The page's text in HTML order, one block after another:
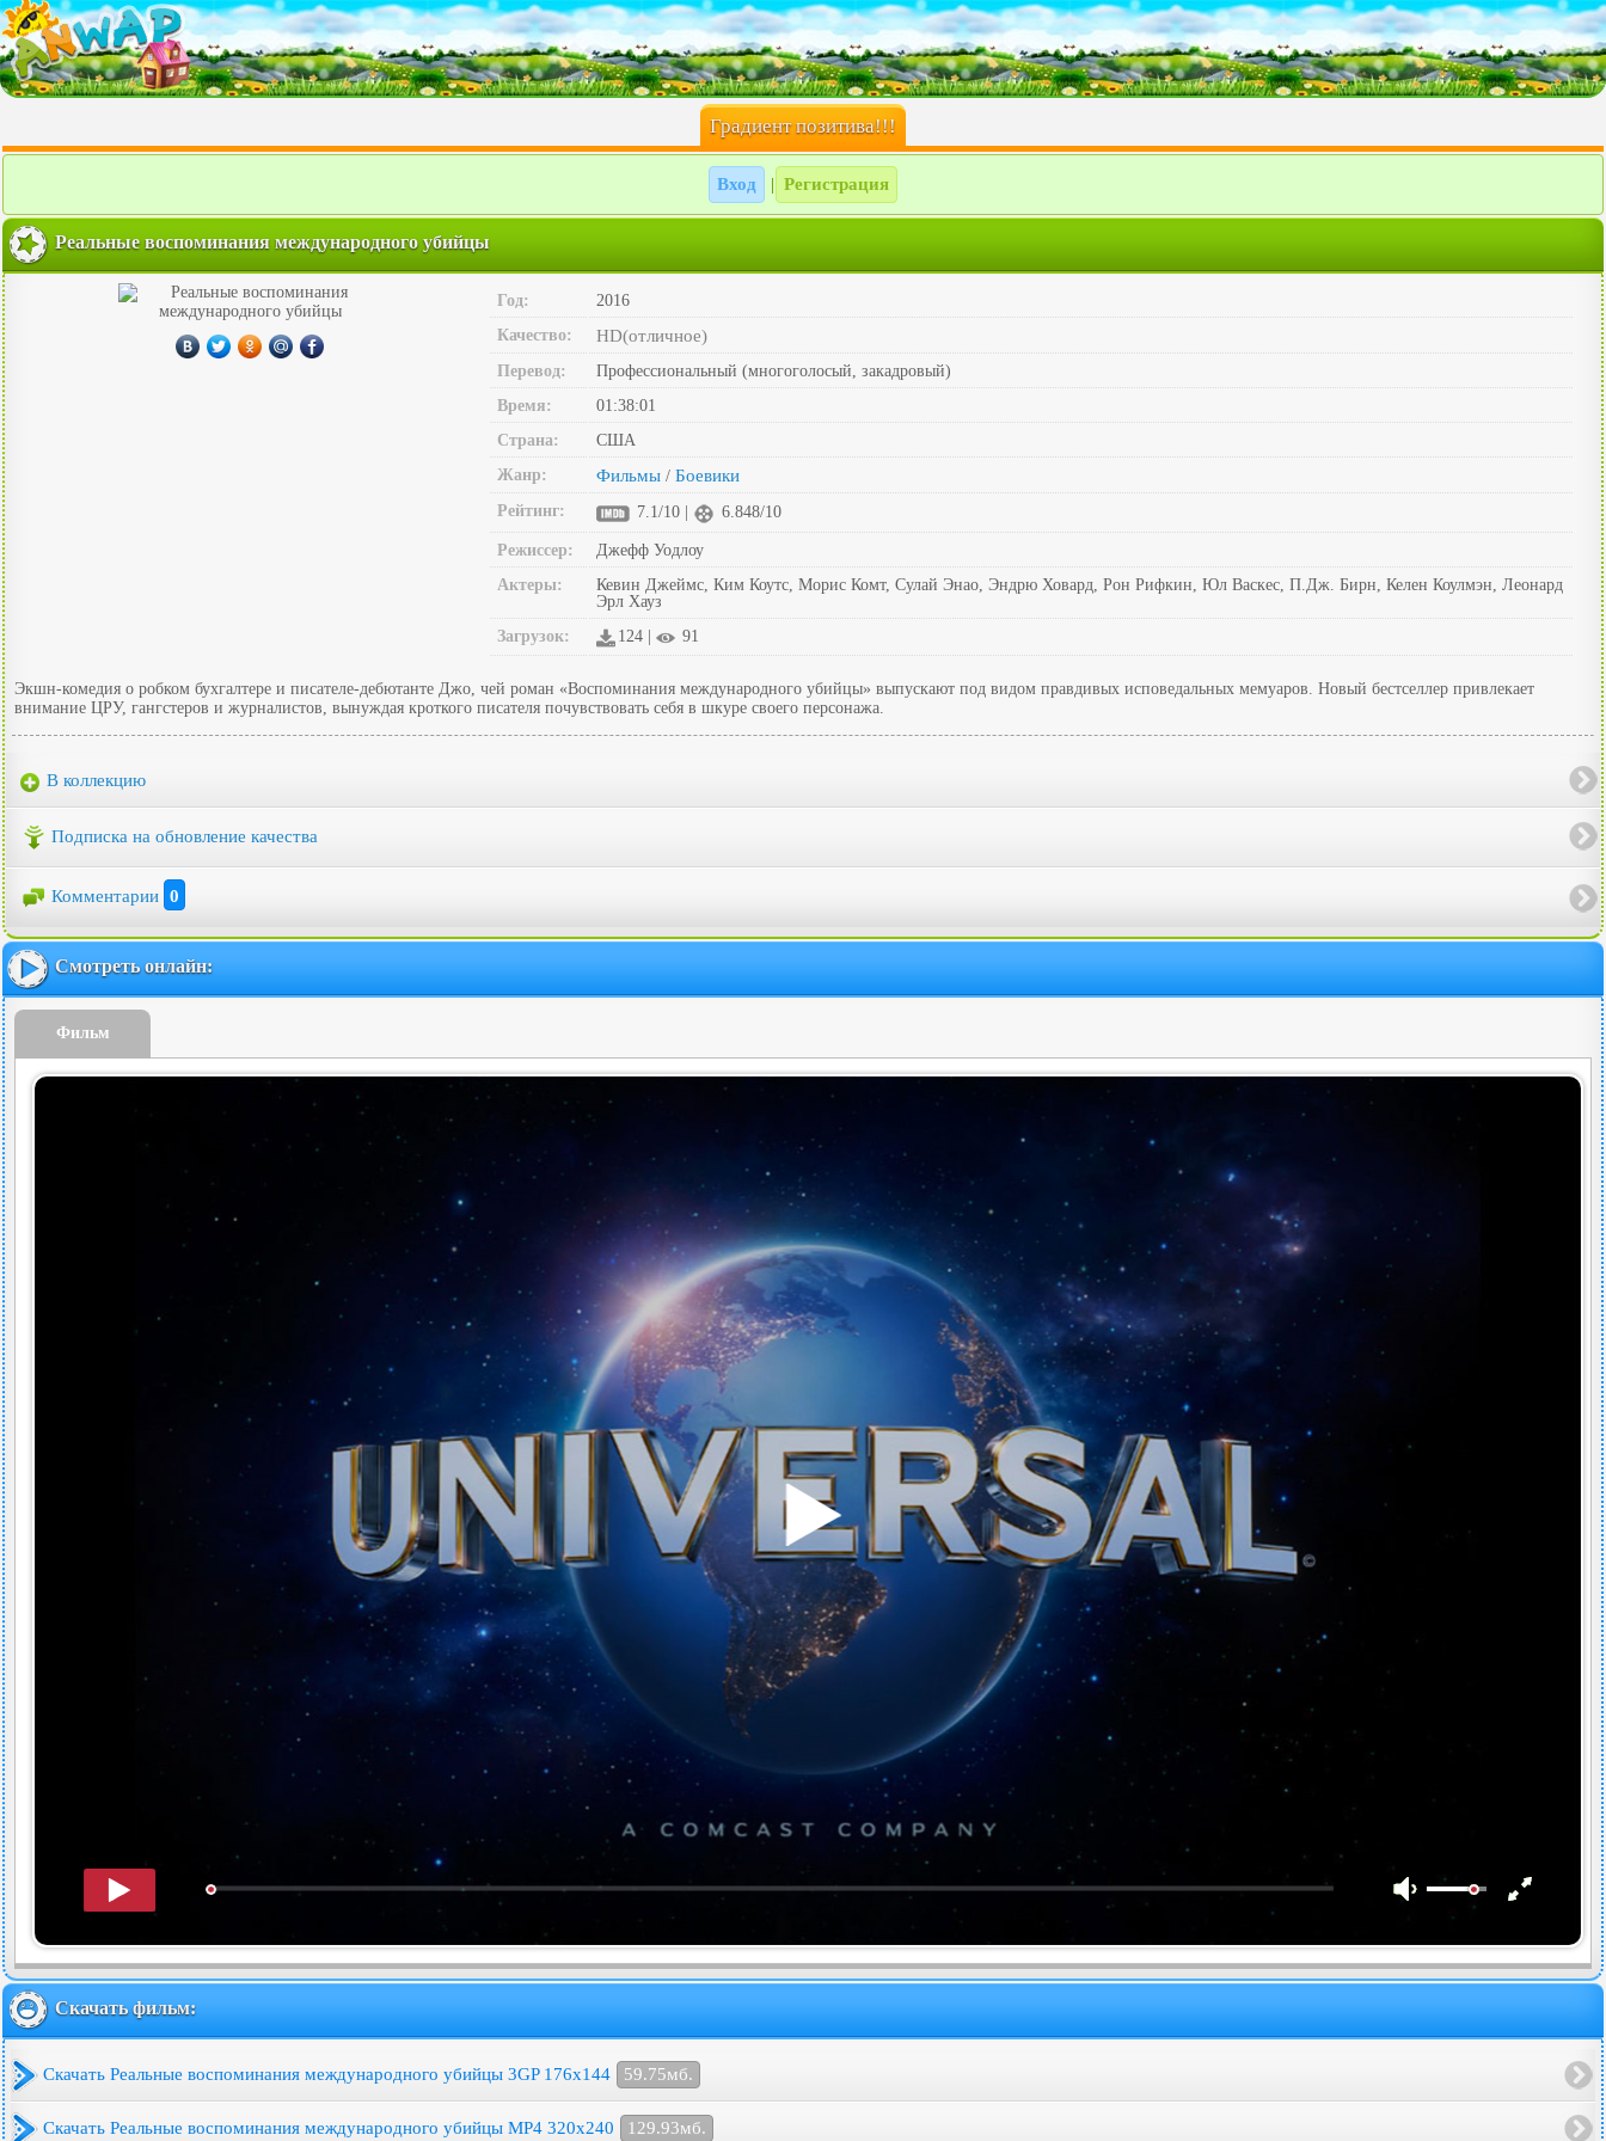
Градиент позитива!!!
Вход Регистрация
Реальные воспоминания международного убийцы
Год:
2016
Качество:
HD(отличное)
Перевод:
Профессиональный (многоголосый, закадровый)
Время:
01:38:01
Страна:
США
Жанр:
Фильмы / Боевики
Рейтинг: 7.1/10 | 6.848/10
Режиссер:
Джефф Уодлоу
Актеры:
Кевин Джеймс, Ким Коутс, Морис Комт, Сулай Энао, Эндрю Ховард, Рон Рифкин, Юл Васкес, П.Дж. Бирн, Келен Коулмэн, Леонард
Эрл Хауз
Загрузок:
124 | 91
Экшн-комедия о робком бухгалтере и писателе-дебютанте Джо, чей роман «Воспоминания международного убийцы» выпускают под видом правдивых исповедальных мемуаров. Новый бестселлер привлекает
внимание ЦРУ, гангстеров и журналистов, вынуждая кроткого писателя почувствовать себя в шкуре своего персонажа.
В коллекцию
Подписка на обновление качества
Комментарии 0
Смотреть онлайн:
Фильм
Скачать фильм:
Скачать Реальные воспоминания международного убийцы 3GP 176x144 59.75мб.
Скачать Реальные воспоминания международного убийцы MP4 320x240 129.93мб.